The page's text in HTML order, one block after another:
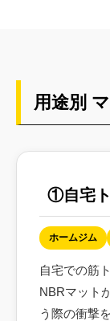
用途別
①自宅
ホームジム
自宅での筋
NBRマット
う際の衝撃